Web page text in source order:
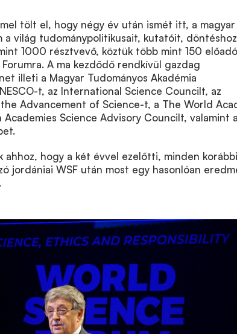
tölt el, hogy négy év után ismét itt, a magyar
a világ tudománypolitikusait, kutatóit,
1000 résztvevő, köztük több mint 150 előadó
A ma kezdődő rendkívül gazdag
illeti a Magyar Tudományos Akadémia
t, az International Science Councilt, az
Advancement of Science-t, a The World
Academies Science Advisory Councilt, valamint
ahhoz, hogy a két évvel ezelőtti, minden
jordániai WSF után most egy hasonlóan